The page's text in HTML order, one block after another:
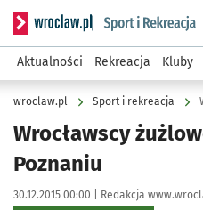
Serwis informacyjny
Aktualności Rekreacja Kluby
wroclaw.pl Sport i rekreacja
Wrocławscy
Poznaniu
Data publikacji:
30.12.2015 00:00 | Autor:
Redakcja